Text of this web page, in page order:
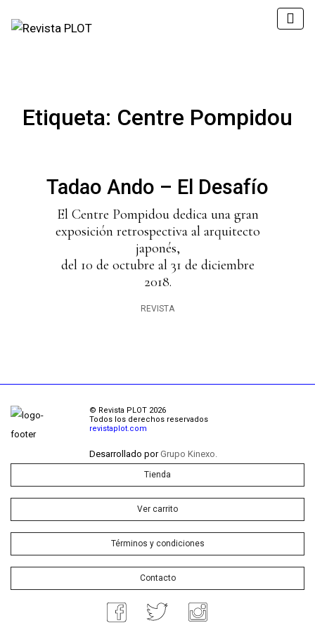
Etiqueta: Centre Pompidou
Tadao Ando – El Desafío
El Centre Pompidou dedica una gran
exposición retrospectiva al arquitecto
japonés,
del 10 de octubre al 31 de diciembre
2018.
REVISTA
© Revista PLOT 2026
Todos los derechos reservados
revistaplot.com
Desarrollado porGrupo Kinexo.
Tienda
Ver carrito
Términos y condiciones
Contacto